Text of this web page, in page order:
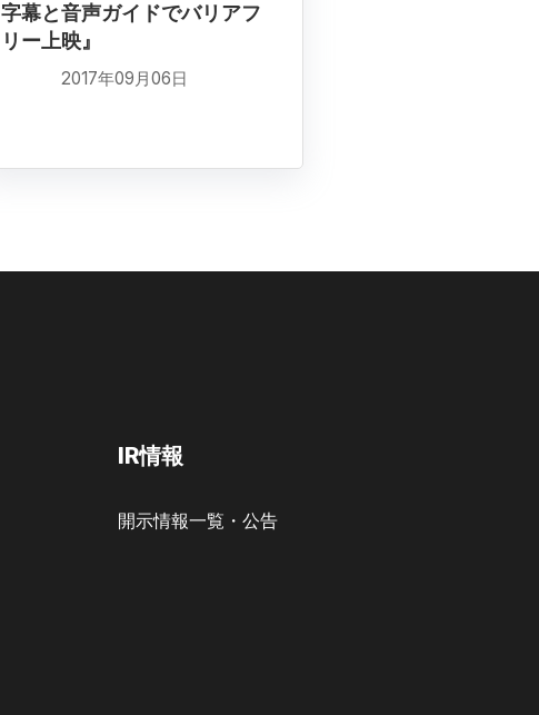
字幕と音声ガイドでバリアフ
リー上映』
2017年09月06日
IR情報
開示情報一覧・公告